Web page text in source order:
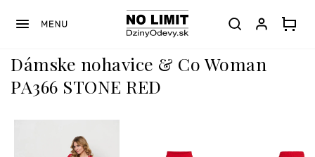
Dámske nohavice & Co Woman
PA366 STONE RED